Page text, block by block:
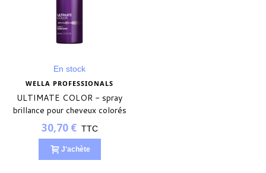
En stock
WELLA PROFESSIONALS
ULTIMATE COLOR - spray
brillance pour cheveux colorés
- 95ml
30,70 € TTC
J'achète